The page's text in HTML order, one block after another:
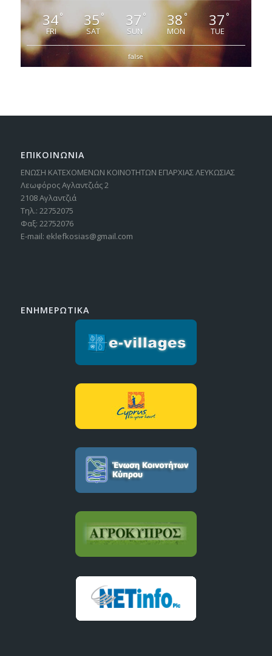
34°
FRI
35°
SAT
37 °
SUN
38°
MON
37°
TUE
false
ΕΠΙΚΟΙΝΩΝΙΑ
ΕΝΩΣΗ ΚΑΤΕΧΟΜΕΝΩΝ ΚΟΙΝΟΤΗΤΩΝ ΕΠΑΡΧΙΑΣ ΛΕΥΚΩΣΙΑΣ
Λεωφόρος Αγλαντζιάς 2
2108 Αγλαντζιά
Τηλ.: 22752075
Φαξ: 22752076
E-mail: eklefkosias@gmail.com
ΕΝΗΜΕΡΩΤΙΚΑ